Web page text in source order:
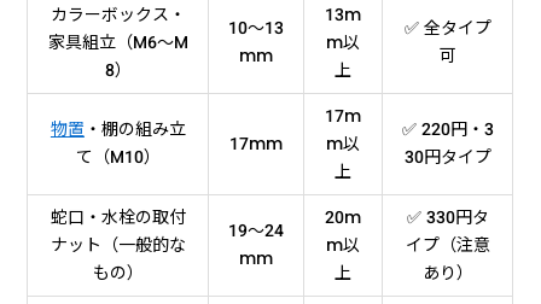
カラーボックス・
家具組立（M6〜M
8）
10〜13
mm
13m
m以
上
✅ 全タイプ
可
物置 ・棚の組み立
て（M10）
17mm
17m
m以
上
✅ 220円・3
30円タイプ
蛇口・水栓の取付
ナット（一般的な
もの）
19〜24
mm
20m
m以
上
✅ 330円タ
イプ（注意
あり）